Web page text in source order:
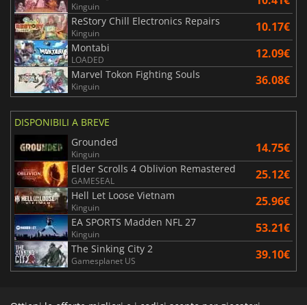
Kinguin
ReStory Chill Electronics Repairs
Kinguin 10.17€
Montabi
LOADED 12.09€
Marvel Tokon Fighting Souls
Kinguin 36.08€
DISPONIBILI A BREVE
Grounded
Kinguin 14.75€
Elder Scrolls 4 Oblivion Remastered
GAMESEAL 25.12€
Hell Let Loose Vietnam
Kinguin 25.96€
EA SPORTS Madden NFL 27
Kinguin 53.21€
The Sinking City 2
Gamesplanet US 39.10€